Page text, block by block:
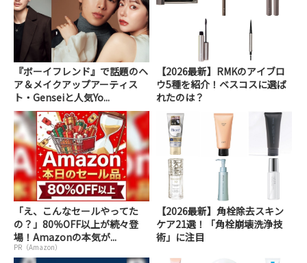
『ボーイフレンド』で話題のヘ
ア＆メイクアップアーティス
ト・Genseiと人気Yo...
【2026最新】RMKのアイブロ
ウ5種を紹介！ベスコスに選ば
れたのは？
「え、こんなセールやってた
の？」80％OFF以上が続々登
場！Amazonの本気が...
PR（Amazon）
【2026最新】角栓除去スキン
ケア21選！「角栓崩壊洗浄技
術」に注目